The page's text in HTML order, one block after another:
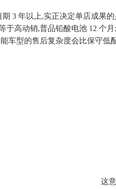
年以上,实正决定单店成果
高动销,普品铅酸电池 12
车型的售后复杂度会比保守低
这